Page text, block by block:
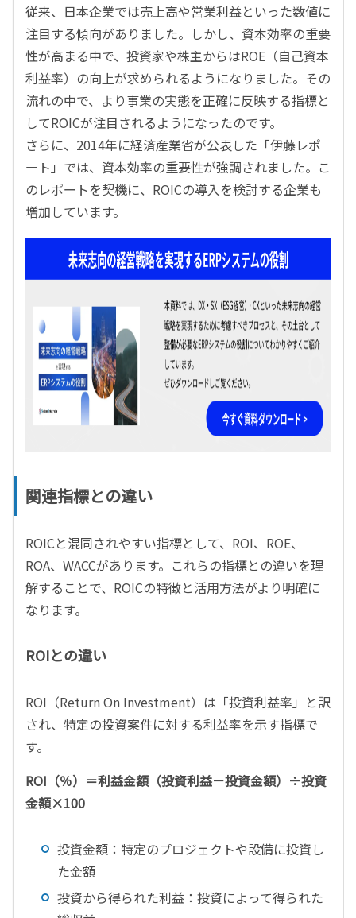
従来、日本企業では売上高や営業利益といった数値に
注目する傾向がありました。しかし、資本効率の重要
性が高まる中で、投資家や株主からはROE（自己資本
利益率）の向上が求められるようになりました。その
流れの中で、より事業の実態を正確に反映する指標と
してROICが注目されるようになったのです。
さらに、2014年に経済産業省が公表した「伊藤レポ
ート」では、資本効率の重要性が強調されました。こ
のレポートを契機に、ROICの導入を検討する企業も
増加しています。
関連指標との違い
ROICと混同されやすい指標として、ROI、ROE、
ROA、WACCがあります。これらの指標との違いを理
解することで、ROICの特徴と活用方法がより明確に
なります。
ROIとの違い
ROI（Return On Investment）は「投資利益率」と訳
され、特定の投資案件に対する利益率を示す指標で
す。
ROI（％）＝利益金額（投資利益－投資金額）÷投資
金額×100
投資金額：特定のプロジェクトや設備に投資し
た金額
投資から得られた利益：投資によって得られた